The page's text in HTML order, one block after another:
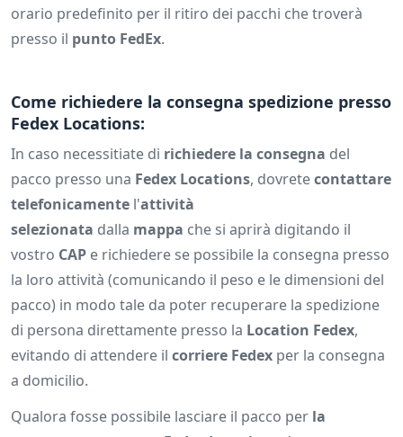
orario predefinito per il ritiro dei pacchi che troverà
presso il punto FedEx.
Come richiedere la consegna spedizione presso
Fedex Locations:
In caso necessitiate di richiedere la consegna del
pacco presso una Fedex Locations, dovretecontattare
telefonicamente l'attività
selezionata dalla mappa che si aprirà digitando il
vostro CAP e richiedere se possibile la consegna presso
la loro attività (comunicando il peso e le dimensioni del
pacco) in modo tale da poter recuperare la spedizione
di persona direttamente presso la Location Fedex,
evitando di attendere il corriere Fedex per la consegna
a domicilio.
Qualora fosse possibile lasciare il pacco per la